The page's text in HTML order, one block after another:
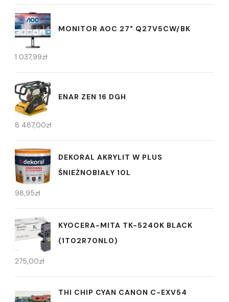
MONITOR AOC 27" Q27V5CW/BK
1 037,99zł
ENAR ZEN 16 DGH
8 487,00zł
DEKORAL AKRYLIT W PLUS
ŚNIEŻNOBIAŁY 10L
98,95zł
KYOCERA-MITA TK-5240K BLACK
(1T02R70NL0)
275,00zł
THI CHIP CYAN CANON C-EXV54